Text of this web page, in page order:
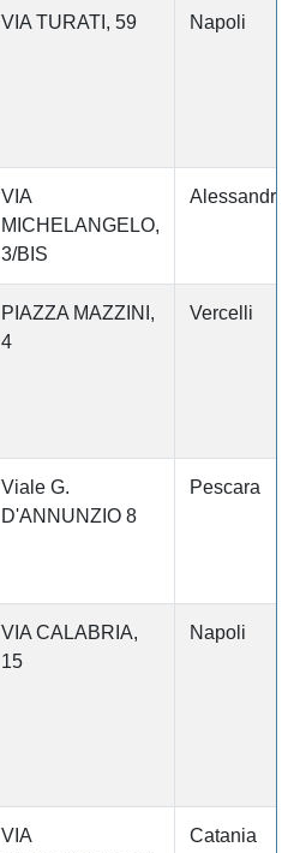
VIA TURATI, 59 Napoli
VIA
MICHELANGELO,
3/BIS
Alessandria
PIAZZA MAZZINI,
4
Vercelli
Viale G.
D'ANNUNZIO 8
Pescara
VIA CALABRIA,
15
Napoli
VIA
Catania